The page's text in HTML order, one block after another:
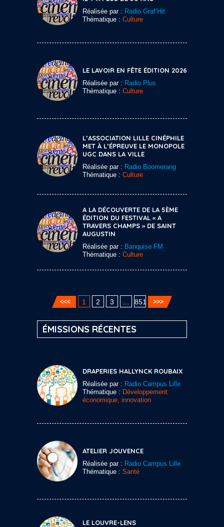
Réalisée par : Radio Graf’Hit
Thématique : Culture
LE LAVOIR EN FÊTE ÉDITION 2026
Réalisée par : Radio Plus
Thématique : Culture
L’ASSOCIATION LILLE CINÉPHILE
MET À L’ÉPREUVE LE MONOPOLE
UGC DANS LA VILLE
Réalisée par : Radio Boomerang
Thématique : Culture
A LA DÉCOUVERTE DE LA 5ÈME
ÉDITION DU FESTIVAL « A
TRAVERS CHAMPS » DE SAINT
AUGUSTIN
Réalisée par : Banquise FM
Thématique : Culture
1 2 3 851
ÉMISSIONS RÉCENTES
DRAPERIES HALLYNCK ROUBAIX
Réalisée par : Radio Campus Lille
Thématique : Développement
économique, innovation
ATELIER JOUVENCE
Réalisée par : Radio Campus Lille
Thématique : Santé
LE LOUVRE-LENS